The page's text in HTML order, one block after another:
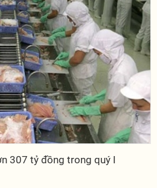
307 tỷ đồng trong quý I